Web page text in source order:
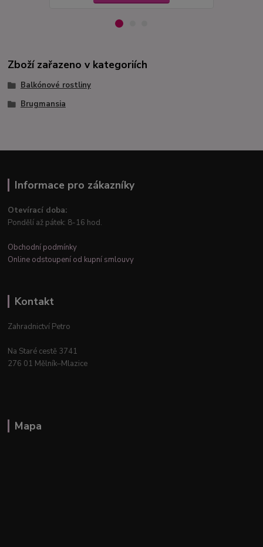
Zboží zařazeno v kategoriích
Balkónové rostliny
Brugmansia
Informace pro zákazníky
Otevírací doba:
Pondělí až pátek: 8-16 hod.
Obchodní podmínky
Online odstoupení od kupní smlouvy
Kontakt
Zahradnictví Petro
Na Staré cestě 3741
276 01 Mělník–Mlazice
Mapa